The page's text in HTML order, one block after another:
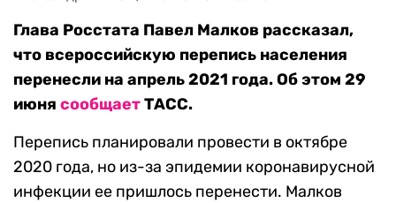
Глава Росстата Павел Малков рассказал,
что всероссийскую перепись населения
перенесли на апрель 2021 года. Об этом 29
июня сообщаетТАСС.
Перепись планировали провести в октябре
2020 года, но из-за эпидемии коронавирусной
инфекции ее пришлось перенести. Малков